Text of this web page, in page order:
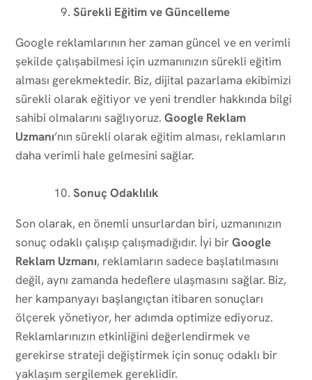
Sürekli Eğitim ve Güncelleme
Google reklamlarının her zaman güncel ve en verimli
şekilde çalışabilmesi için uzmanınızın sürekli eğitim
alması gerekmektedir. Biz, dijital pazarlama ekibimizi
sürekli olarak eğitiyor ve yeni trendler hakkında bilgi
sahibi olmalarını sağlıyoruz. Google Reklam
Uzmanı’nın sürekli olarak eğitim alması, reklamların
daha verimli hale gelmesini sağlar.
Sonuç Odaklılık
Son olarak, en önemli unsurlardan biri, uzmanınızın
sonuç odaklı çalışıp çalışmadığıdır. İyi birGoogle
Reklam Uzmanı, reklamların sadece başlatılmasını
değil, aynı zamanda hedeflere ulaşmasını sağlar. Biz,
her kampanyayı başlangıçtan itibaren sonuçları
ölçerek yönetiyor, her adımda optimize ediyoruz.
Reklamlarınızın etkinliğini değerlendirmek ve
gerekirse strateji değiştirmek için sonuç odaklı bir
yaklaşım sergilemek gereklidir.